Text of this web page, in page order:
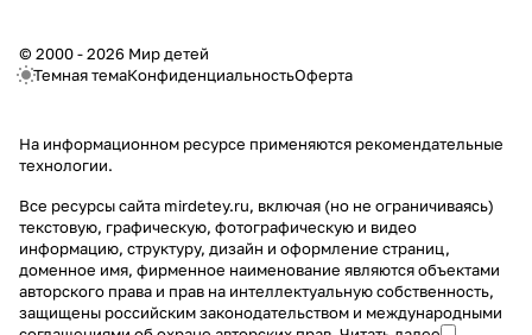
© 2000 - 2026 Мир детей
Темная темаКонфиденциальностьОферта
На информационном ресурсе применяются рекомендательные
технологии.
Все ресурсы сайта mirdetey.ru, включая (но не ограничиваясь)
текстовую, графическую, фотографическую и видео
информацию, структуру, дизайн и оформление страниц,
доменное имя, фирменное наименование являются объектами
авторского права и прав на интеллектуальную собственность,
защищены российским законодательством и международными